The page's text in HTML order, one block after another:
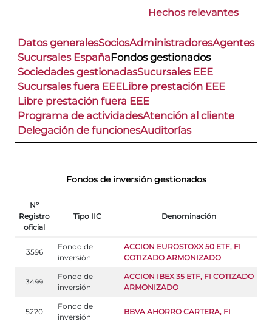
Hechos relevantes
Datos generalesSociosAdministradoresAgentes
Sucursales EspañaFondos gestionados
Sociedades gestionadasSucursales EEE
Sucursales fuera EEELibre prestación EEE
Libre prestación fuera EEE
Programa de actividadesAtención al cliente
Delegación de funcionesAuditorías
Fondos de inversión gestionados
Nº
Registro
oficial
Tipo IIC Denominación
3596
Fondo de
inversión
ACCION EUROSTOXX 50 ETF, FI
COTIZADO ARMONIZADO
3499
Fondo de
inversión
ACCION IBEX 35 ETF, FI COTIZADO
ARMONIZADO
5220
Fondo de
inversión
BBVA AHORRO CARTERA, FI